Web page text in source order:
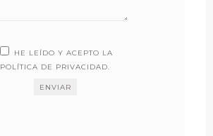
HE LEÍDO Y ACEPTO LA
POLÍTICA DE PRIVACIDAD.